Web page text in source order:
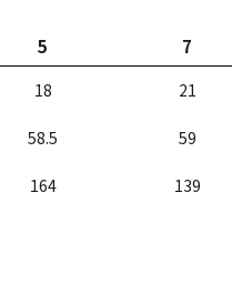
5 7
18 21
58.5 59
164 139